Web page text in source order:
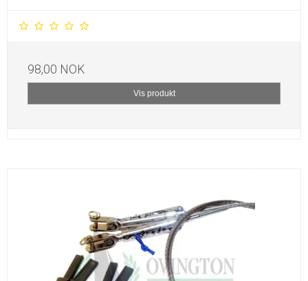
98,00 NOK
Vis produkt